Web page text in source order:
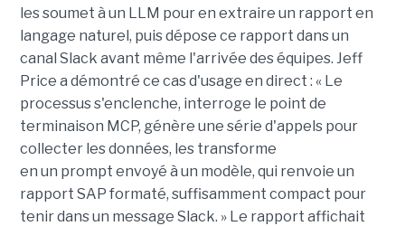
les soumet à un LLM pour en extraire un rapport en
langage naturel, puis dépose ce rapport dans un
canal Slack avant même l'arrivée des équipes. Jeff
Price a démontré ce cas d'usage en direct : « Le
processus s'enclenche, interroge le point de
terminaison MCP, génère une série d'appels pour
collecter les données, les transforme
en un prompt envoyé à un modèle, qui renvoie un
rapport SAP formaté, suffisamment compact pour
tenir dans un message Slack. » Le rapport affichait